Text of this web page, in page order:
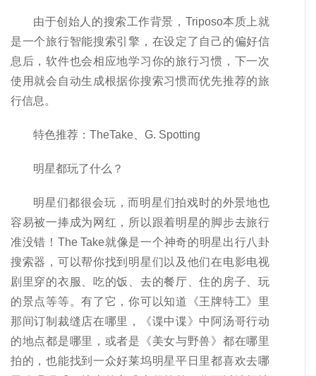
由于创始人的搜索工作背景，Triposo本质上就
是一个旅行智能搜索引擎，在设定了自己的偏好信
息后，软件也会相应地学习你的旅行习惯，下一次
使用就会自动生成根据你搜索习惯而优先推荐的旅
行信息。
特色推荐：TheTake、G. Spotting
明星都玩了什么？
明星们都很会玩，而明星们拍戏时的外景地也
容易被一捧成为网红，所以跟着明星的脚步去旅行
准没错！The Take就像是一个神奇的明星出行八卦
搜索器，可以帮你找到明星们以及他们在电影电视
剧里穿的衣服、吃的饭、去的餐厅、住的房子、玩
的景点等等。有了它，你可以知道《王牌特工》里
那间订制裁缝店在哪里，《谍中谍》中阿汤哥行动
的地点都是哪里，或者是《美女与野兽》都在哪里
拍的，也能找到一众好莱坞明星平日里都喜欢去哪